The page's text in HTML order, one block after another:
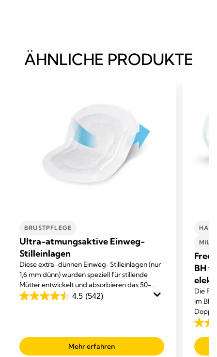
ÄHNLICHE PRODUKTE
BRUSTPFLEGE
Ultra-atmungsaktive Einweg-
Stilleinlagen
Diese extra-dünnen Einweg-Stilleinlagen (nur
1,6 mm dünn) wurden speziell für stillende
Mütter entwickelt und absorbieren das 50-
fache ihres Eigengewichts – für ein trockenes,
4.5 (542)
4.5
5
stars.
Mehr erfahren
BH
Die
im BH
4.1
out
of